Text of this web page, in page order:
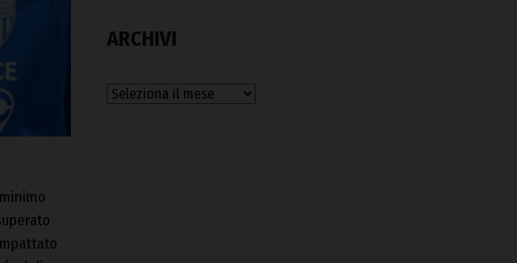
ARCHIVI
Archivi